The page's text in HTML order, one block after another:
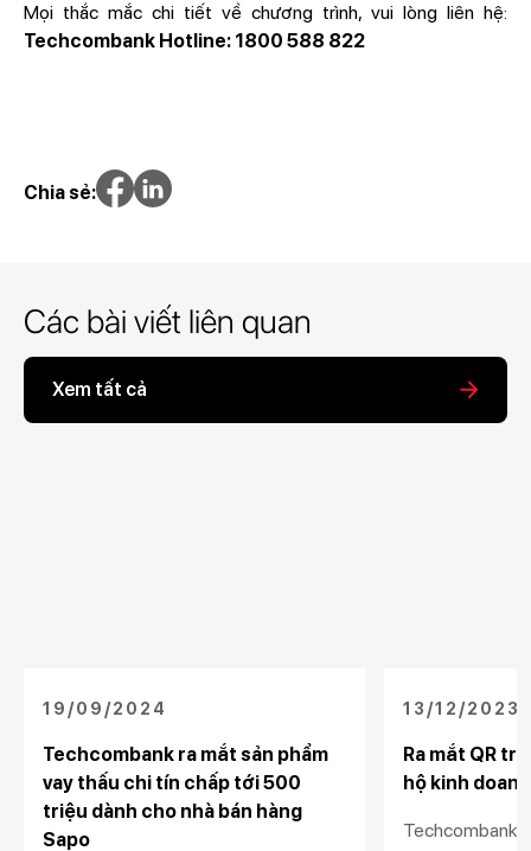
Mọi thắc mắc chi tiết về chương trình, vui lòng liên hệ:
Techcombank Hotline: 1800 588 822
Chia sẻ:
Các bài viết liên quan
Xem tất cả
19/09/2024
Techcombank ra mắt sản phẩm
vay thấu chi tín chấp tới 500
triệu dành cho nhà bán hàng
Sapo
13/12/2023
Ra mắt QR
hộ kinh doanh
Techcombank